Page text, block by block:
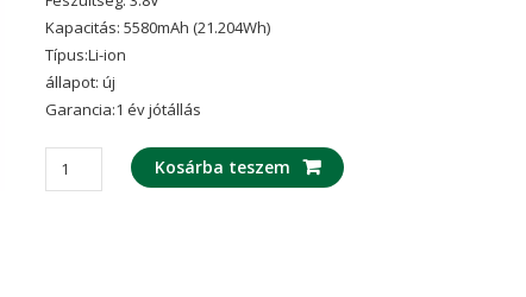
Kapacitás: 5580mAh (21.204Wh)
Típus:Li-ion
állapot: új
Garancia:1 év jótállás
Mobiltelefon
akku/akkumulátor
Kosárba teszem